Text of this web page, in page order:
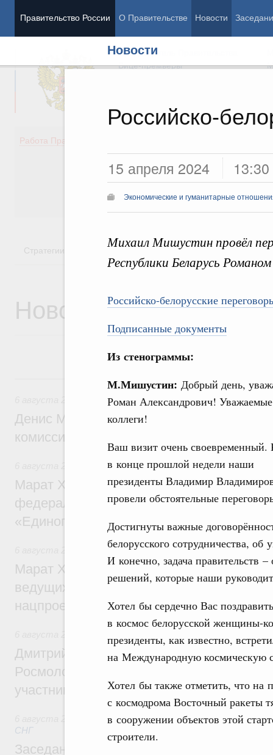
Правительство России О Правительстве Новости
Новости
Российско-
15 апреля 2024 13:30
Экономические и гуманитарные
Михаил Мишустин провёл
Республики Беларусь
Российско-белорусские
Подписанные документы
Из стенограммы:
М.Мишустин: Добрый день,
Роман Александрович! Уважаемые
коллеги!
Ваш визит очень своевременный.
в конце прошлой недели наши
президенты Владимир
провели обстоятельные
Достигнуты важные
белорусского сотрудничества,
И конечно, задача правительств
решений, которые наши
Хотел бы сердечно Вас
в космос белорусской женщины-
президенты, как известно,
на Международную космическую
Хотел бы также отметить, что на
с космодрома Восточный ракеты
в сооружении объектов этой
строители.
Председатель Правительства
Вице-премьеры
Работа Правительства
Здоровье
Образование
Культура
Государство
Стратегии Государственные программы
Новости
6 августа, четверг
Общие вопросы промышленной политики
Денис Мантуров провёл заседание
комиссии по промышленности
Регулирование в сфере строительства
Марат Хуснуллин: Более 130
федерального значения построено под
«Единого заказчика»
Национальный проект «Инфраструктура
Марат Хуснуллин: Порядка 200
ведущих к спортивным объектам,
нацпроекту «Инфраструктура для
Дмитрий Чернышенко, Сергей Кравцов и
Росмолодёжи Григорий Гуров
участников проекта «Кольцо открытий»
Евразийский экономический союз.
СНГ
Заседание Евразийского